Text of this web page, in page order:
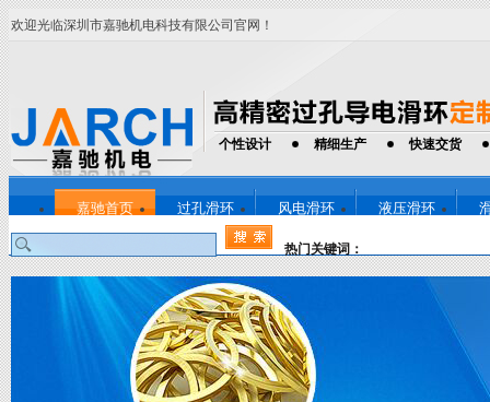
欢迎光临深圳市嘉驰机电科技有限公司官网！
个性设计 精细生产 快速交货
嘉驰首页 过孔滑环 风电滑环 液压滑环
热门关键词：